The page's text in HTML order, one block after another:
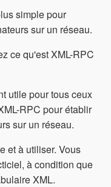
simple pour
sur un réseau.
ce qu'est XML-RPC
utile pour tous ceux
RPC pour établir
sur un réseau.
et à utiliser. Vous
à condition que
XML.